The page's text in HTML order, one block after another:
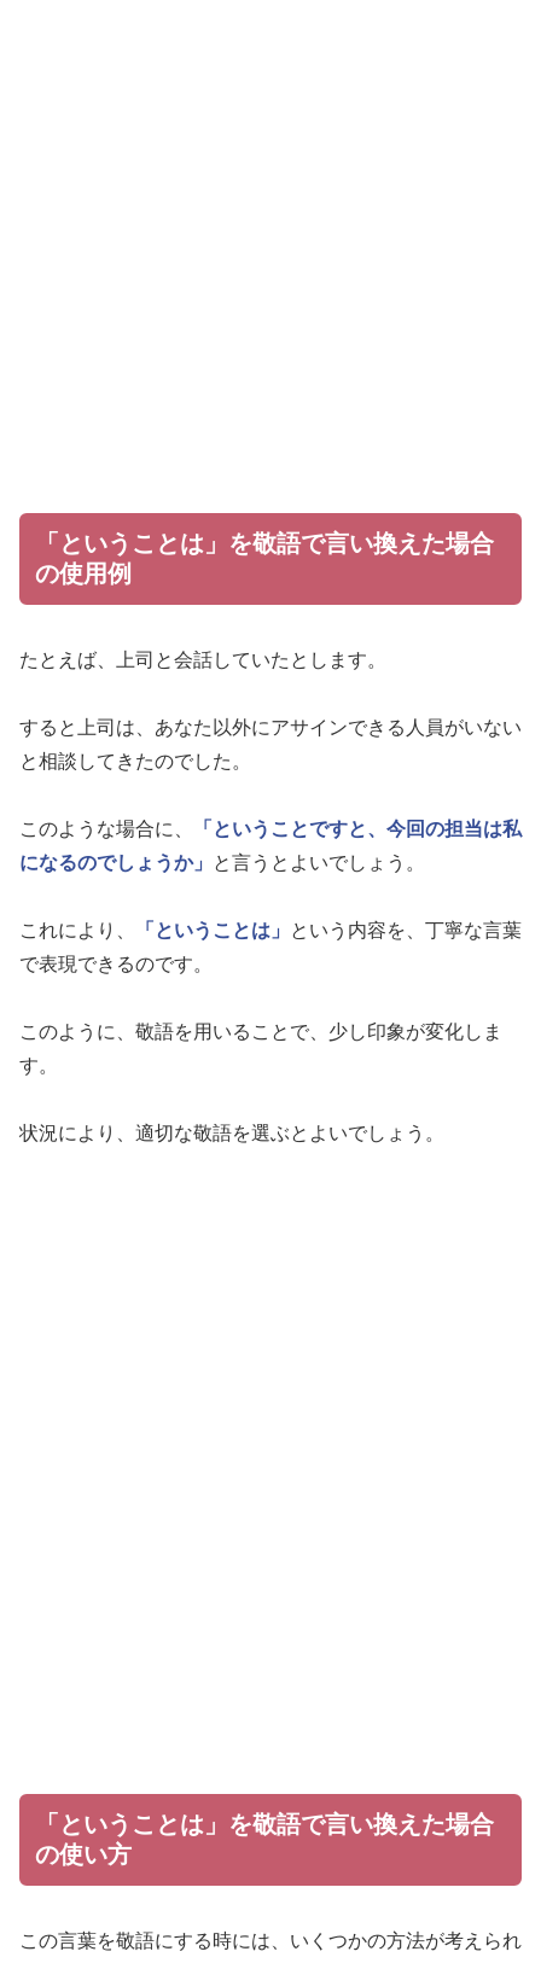
「ということは」を敬語で言い換えた場合
の使用例
たとえば、上司と会話していたとします。
すると上司は、あなた以外にアサインできる人員がいない
と相談してきたのでした。
このような場合に、
「ということですと、今回の担当は私
になるのでしょうか」
と言うとよいでしょう。
これにより、 「ということは」
という内容を、丁寧な言葉
で表現できるのです。
このように、敬語を用いることで、少し印象が変化しま
す。
状況により、適切な敬語を選ぶとよいでしょう。
「ということは」を敬語で言い換えた場合
の使い方
この言葉を敬語にする時には、いくつかの方法が考えられ